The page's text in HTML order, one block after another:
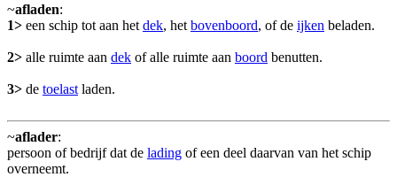
~afladen:
1> een schip tot aan het dek, het bovenboord, of de ijken beladen.
2> alle ruimte aan dek of alle ruimte aan boord benutten.
3> de toelast laden.
~aflader:
persoon of bedrijf dat de lading of een deel daarvan van het schip
overneemt.